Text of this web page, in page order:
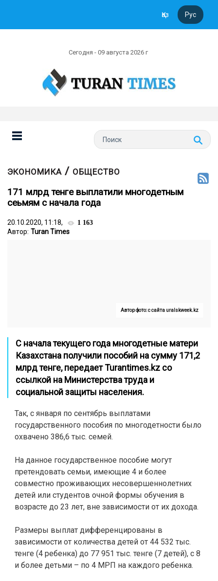
Қаз Рус
Сегодня - 09 августа 2026 г
ЭКОНОМИКА / ОБЩЕСТВО
171 млрд тенге выплатили многодетным
сеьмям с начала года
20.10.2020, 11:18, 1 163
Автор: Turan Times
Автор фото: с сайта uralskweek.kz
С начала текущего года многодетные матери
Казахстана получили пособий на сумму 171,2
млрд тенге, передаетTurantimes.kz со
ссылкой на Министерства труда и
социальной защиты населения.
Так, с января по сентябрь выплатами
государственного пособия по многодетности было
охвачено 386,6 тыс. семей.
На данное государственное пособие могут
претендовать семьи, имеющие 4 и более
совместно проживающих несовершеннолетних
детей или студентов очной формы обучения в
возрасте до 23 лет, вне зависимости от их дохода.
Размеры выплат дифференцированы в
зависимости от количества детей от 44 532 тыс.
тенге (4 ребенка) до 77 951 тыс. тенге (7 детей), с 8
и более детьми – по 4 МРП на каждого ребенка.